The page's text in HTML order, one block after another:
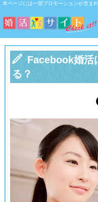
本ページには一部プロモーションが含まれ
 Facebook婚活
る？